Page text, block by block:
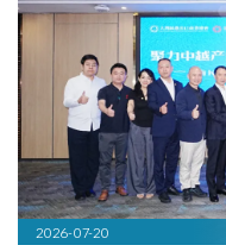
2026-07-20